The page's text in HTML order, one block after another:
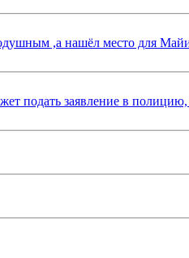
,а нашёл место для
подать заявление в полицию,